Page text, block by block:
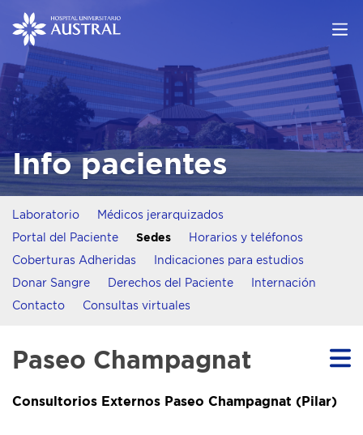
Info pacientes
Laboratorio
Médicos jerarquizados
Portal del Paciente
Sedes
Horarios y teléfonos
Coberturas Adheridas
Indicaciones para estudios
Donar Sangre
Derechos del Paciente
Internación
Contacto
Consultas virtuales
Paseo Champagnat
Consultorios Externos Paseo Champagnat (Pilar)